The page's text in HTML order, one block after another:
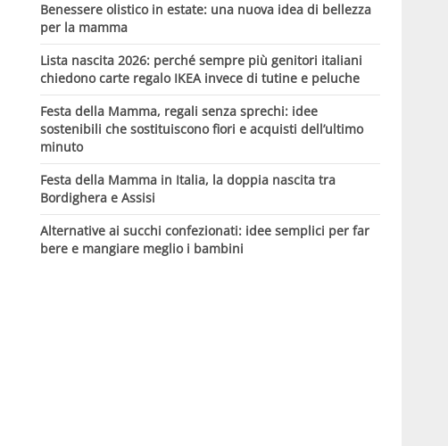
Benessere olistico in estate: una nuova idea di bellezza
per la mamma
Lista nascita 2026: perché sempre più genitori italiani
chiedono carte regalo IKEA invece di tutine e peluche
Festa della Mamma, regali senza sprechi: idee
sostenibili che sostituiscono fiori e acquisti dell’ultimo
minuto
Festa della Mamma in Italia, la doppia nascita tra
Bordighera e Assisi
Alternative ai succhi confezionati: idee semplici per far
bere e mangiare meglio i bambini